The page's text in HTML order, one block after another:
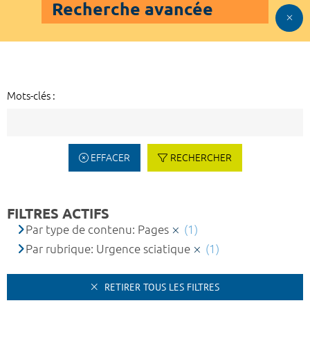
Recherche avancée
Mots-clés :
EFFACER RECHERCHER
FILTRES ACTIFS
Par type de contenu: Pages
(1)
Par rubrique: Urgence sciatique
(1)
RETIRER TOUS LES FILTRES